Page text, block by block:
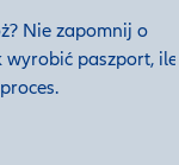
Nie zapomnij o
paszport, ile